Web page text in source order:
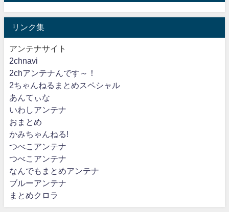
リンク集
アンテナサイト
2chnavi
2chアンテナんです～！
2ちゃんねるまとめスペシャル
あんてぃな
いわしアンテナ
おまとめ
かみちゃんねる!
つべこアンテナ
つべこアンテナ
なんでもまとめアンテナ
ブルーアンテナ
まとめクロラ